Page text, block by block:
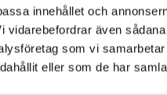
innehållet och
även
som vi
eller som de har